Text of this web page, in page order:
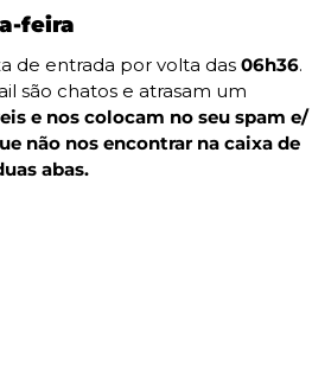
feira
de entrada por volta das 06h36.
são chatos e atrasam um
e nos colocam no seu spam e/
não nos encontrar na caixa de
abas.